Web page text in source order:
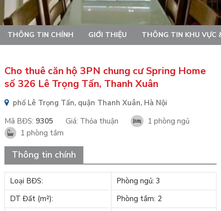
THÔNG TIN CHÍNH GIỚI THIỆU THÔNG TIN KHU VỰC
Cho thuê căn hộ 3PN chung cư Spring Home
số 326 Lê Trọng Tấn, Thanh Xuân
phố Lê Trọng Tấn, quận Thanh Xuân, Hà Nội
Mã BĐS: 9305 Giá: Thỏa thuận
1 phòng ngủ
1 phòng tắm
Thông tin chính
Loại BĐS:
Phòng ngủ: 3
DT Đất (m²):
Phòng tắm: 2